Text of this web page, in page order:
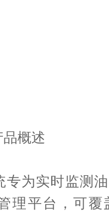
概述
为实时监测油
理平台，可覆